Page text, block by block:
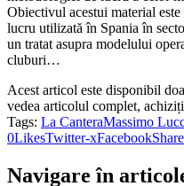
Obiectivul acestui material
lucru utilizată în Spania în
un tratat asupra modelului
cluburi…
Acest articol este disponibil
vedea articolul complet,
Tags: La CanteraMassimo
0LikesTwitter-xFacebook
Navigare în